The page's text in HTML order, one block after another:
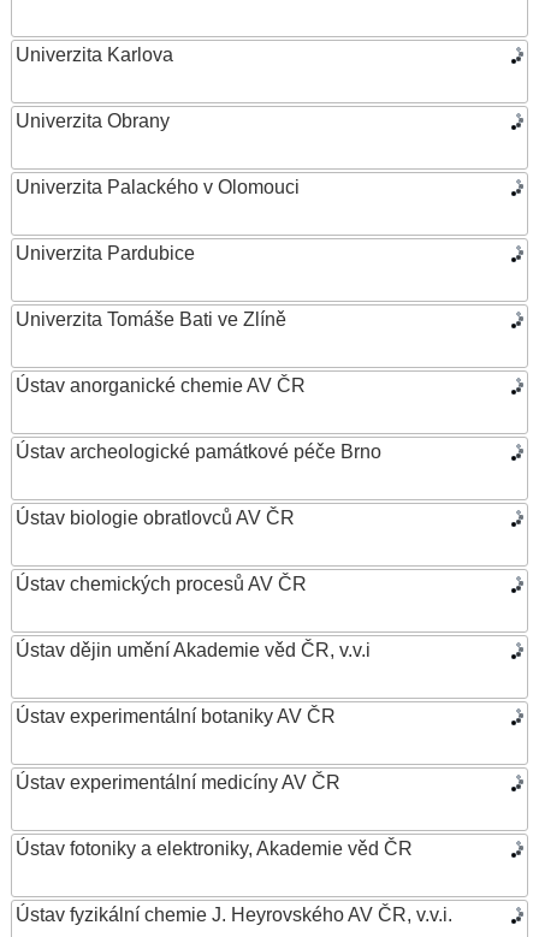
Univerzita Karlova
Univerzita Obrany
Univerzita Palackého v Olomouci
Univerzita Pardubice
Univerzita Tomáše Bati ve Zlíně
Ústav anorganické chemie AV ČR
Ústav archeologické památkové péče Brno
Ústav biologie obratlovců AV ČR
Ústav chemických procesů AV ČR
Ústav dějin umění Akademie věd ČR, v.v.i
Ústav experimentální botaniky AV ČR
Ústav experimentální medicíny AV ČR
Ústav fotoniky a elektroniky, Akademie věd ČR
Ústav fyzikální chemie J. Heyrovského AV ČR, v.v.i.